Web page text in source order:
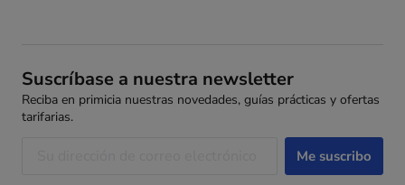
Suscríbase a nuestra newsletter
Reciba en primicia nuestras novedades, guías prácticas y ofertas
tarifarias.